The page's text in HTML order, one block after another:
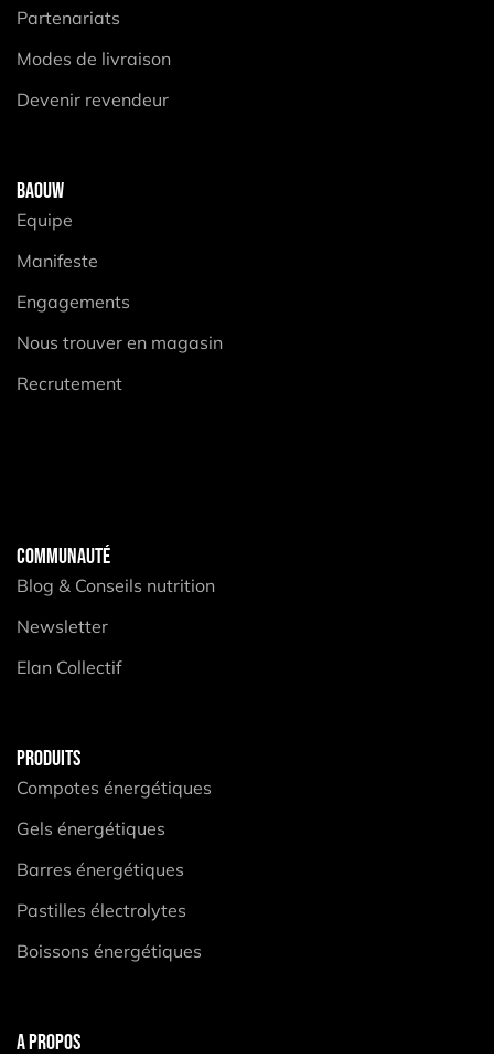
Partenariats
Modes de livraison
Devenir revendeur
BAOUW
Equipe
Manifeste
Engagements
Nous trouver en magasin
Recrutement
COMMUNAUTÉ
Blog & Conseils nutrition
Newsletter
Elan Collectif
PRODUITS
Compotes énergétiques
Gels énergétiques
Barres énergétiques
Pastilles électrolytes
Boissons énergétiques
A PROPOS